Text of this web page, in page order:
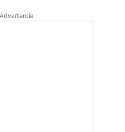
Advertentie